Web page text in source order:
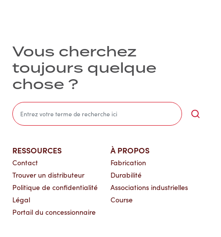
Vous cherchez
toujours quelque
chose ?
RESSOURCES
Contact
Trouver un distributeur
Politique de confidentialité
Légal
Portail du concessionnaire
À PROPOS
Fabrication
Durabilité
Associations industrielles
Course